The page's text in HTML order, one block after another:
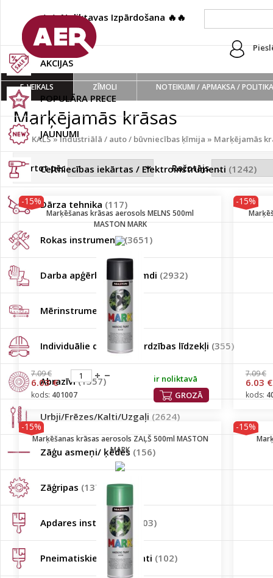
🔥🔥 Noliktavas Izpārdošana 🔥🔥
(222)
AKCIJAS
POPULĀRA PRECE
JAUNUMI
Celtniecības iekārtas / Elektroinstrumenti (1242)
Dārza tehnika (117)
Rokas instrumenti(3651)
Darba apģērbi/apavi/cimdi (2932)
Mērinstrumenti(672)
Individuālie darba aizsardzības līdzekļi (355)
Abrazīvi(1357)
Urbji/Frēzes/Kalti/Uzgaļi (2624)
Zāģu asmeņi/ ķēdes (156)
Zāģripas (137)
Apdares instrumenti (803)
Pneimatiskie instrumenti (102)
E-VEIKALS ZĪMOLI NOTEIKUMI / APMAKSA / POLITIKA
Marķējamās krāsas
E-VEIKALS»Industriālā / auto / būvniecības ķīmija » Marķējamās
Kārtot pēc Ražotājs
-15%
Marķēšanas krāsas aerosols MELNS 500ml
MASTON MARK
7.09 €
6.03 €
ir noliktavā
GROZĀ
kods: 401007
-15%
7.09 €
6.03 €
kods:
-15%
Marķēšanas krāsas aerosols ZAĻŠ 500ml MASTON
MARK
-15%